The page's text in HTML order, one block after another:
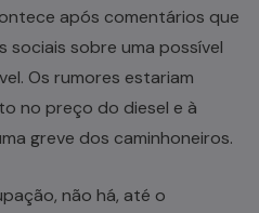
após comentários que
sociais sobre uma possível
Os rumores estariam
no preço do diesel e à
greve dos caminhoneiros.
não há, até o